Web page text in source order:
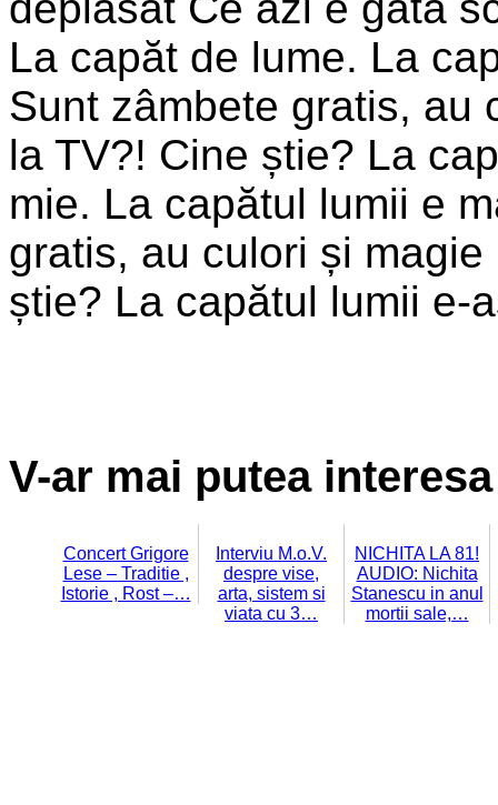
La capăt de lume. La
Sunt zâmbete gratis, au
la TV?! Cine știe? La
mie. La capătul lumii e
gratis, au culori și
știe? La capătul lumii e-
V-ar mai putea
Concert Grigore
Lese – Traditie ,
Istorie , Rost –…
Interviu M.o.V.
despre vise,
arta, sistem si
viata cu 3…
NICHITA LA 81!
AUDIO: Nichita
Stanescu in anul
mortii sale,…